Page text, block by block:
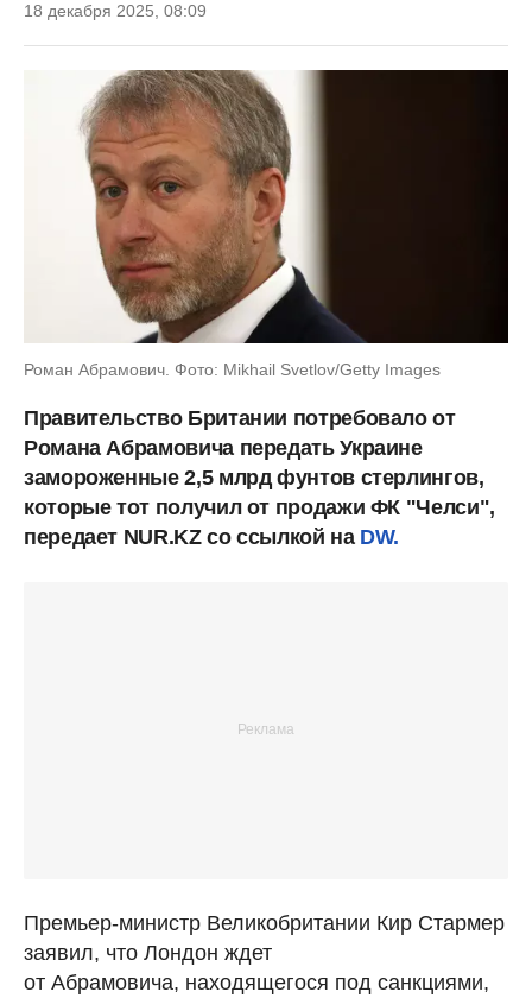
18 декабря 2025, 08:09
Роман Абрамович. Фото: Mikhail Svetlov/Getty Images
Правительство Британии потребовало от
Романа Абрамовича передать Украине
замороженные 2,5 млрд фунтов стерлингов,
которые тот получил от продажи ФК "Челси",
передает NUR.KZ со ссылкой на DW.
Премьер-министр Великобритании Кир Стармер
заявил, что Лондон ждет
от Абрамовича, находящегося под санкциями,